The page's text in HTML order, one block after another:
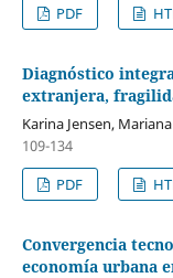
PDF
Diagnóstico
extranjera,
Karina Jensen,
109-134
PDF
Convergencia
economía urbana